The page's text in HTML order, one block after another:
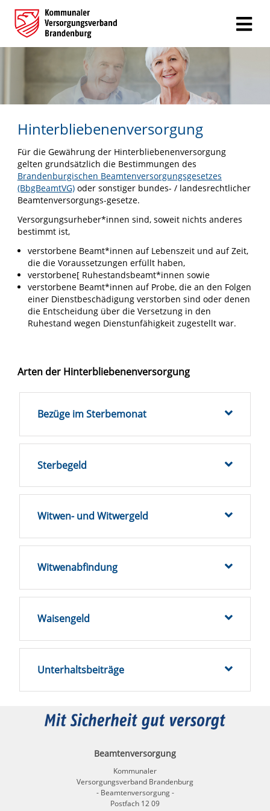
Hinterbliebenenversorgung
Für die Gewährung der Hinterbliebenenversorgung
gelten grundsätzlich die Bestimmungen des
Brandenburgischen Beamtenversorgungsgesetzes
(BbgBeamtVG)oder sonstiger bundes- / landesrechtlicher
Beamtenversorgungs-gesetze.
Versorgungsurheber*innen sind, soweit nichts anderes
bestimmt ist,
verstorbene Beamt*innen auf Lebenszeit und auf Zeit,
die die Voraussetzungen erfüllt haben,
verstorbene[ Ruhestandsbeamt*innen sowie
verstorbene Beamt*innen auf Probe, die an den Folgen
einer Dienstbeschädigung verstorben sind oder denen
die Entscheidung über die Versetzung in den
Ruhestand wegen Dienstunfähigkeit zugestellt war.
Arten der Hinterbliebenenversorgung
Bezüge im Sterbemonat
Sterbegeld
Witwen- und Witwergeld
Witwenabfindung
Waisengeld
Unterhaltsbeiträge
Beamtenversorgung
Kommunaler
Versorgungsverband Brandenburg
- Beamtenversorgung -
Postfach 12 09